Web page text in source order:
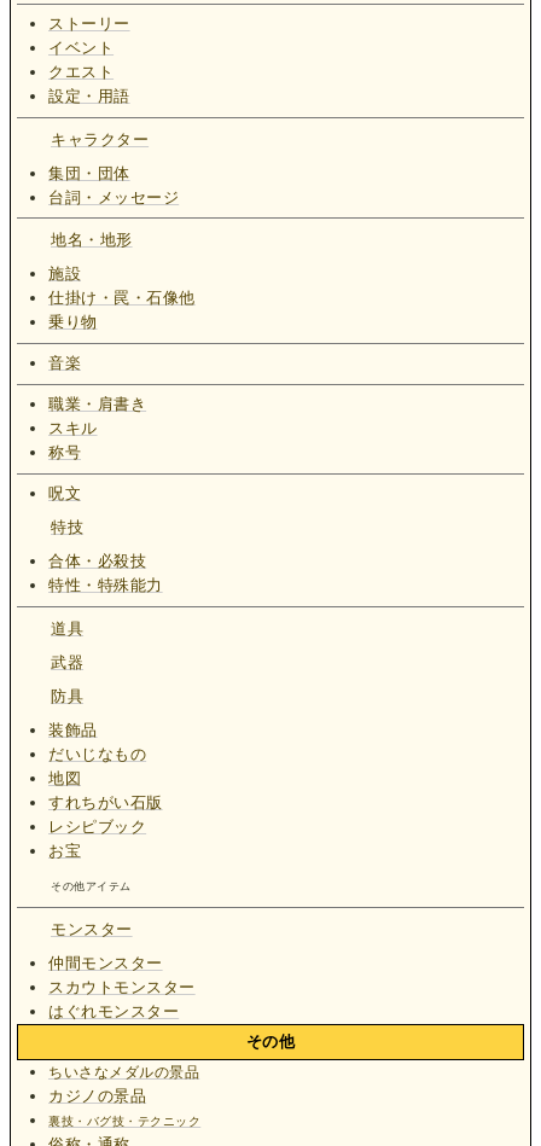
ストーリー
イベント
クエスト
設定・用語
キャラクター
集団・団体
台詞・メッセージ
地名・地形
施設
仕掛け・罠・石像他
乗り物
音楽
職業・肩書き
スキル
称号
呪文
特技
合体・必殺技
特性・特殊能力
道具
武器
防具
装飾品
だいじなもの
地図
すれちがい石版
レシピブック
お宝
その他アイテム
モンスター
仲間モンスター
スカウトモンスター
はぐれモンスター
その他
ちいさなメダルの景品
カジノの景品
裏技・バグ技・テクニック